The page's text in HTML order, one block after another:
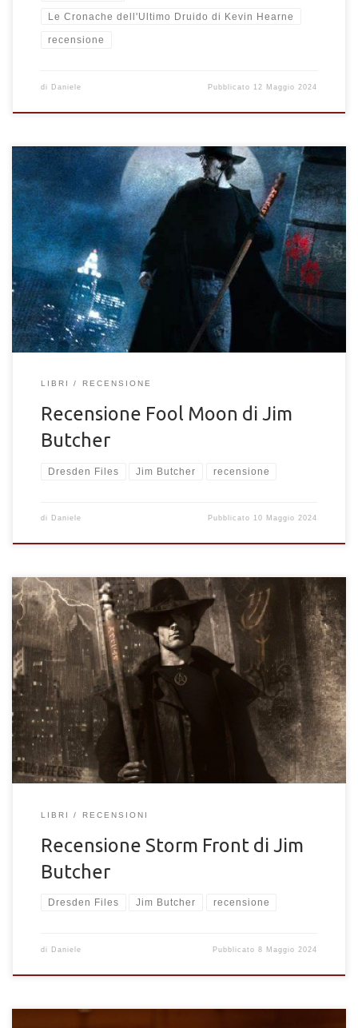
Le Cronache dell'Ultimo Druido di Kevin Hearne
recensione
di Daniele Pubblicato 12 Maggio 2024
“C’è più magia nella prima risata di un bambino che in qualsiasi
tempesta di fuoco possa evocare un mago, e non accettate che
nessuno vi dica altrimenti.” Come ho anticipato nella recensione
del primo volume della serie “Dresden Files”, quest’ultimo mi
era talmente piaciuto che ho iniziato a leggere subito il
secondo, di cui appunto, mi accingo a scrivere una […]
LIBRI RECENSIONE
Recensione Fool Moon di Jim
Butcher
Dresden Files Jim Butcher recensione
di Daniele Pubblicato 10 Maggio 2024
Recensione del primo romanzo del ciclo Dresden files di Jim
Butcher, un giallo soprannaturale davvero sorprendente.
LIBRI RECENSIONI
Recensione Storm Front di Jim
Butcher
Dresden Files Jim Butcher recensione
di Daniele Pubblicato8 Maggio 2024